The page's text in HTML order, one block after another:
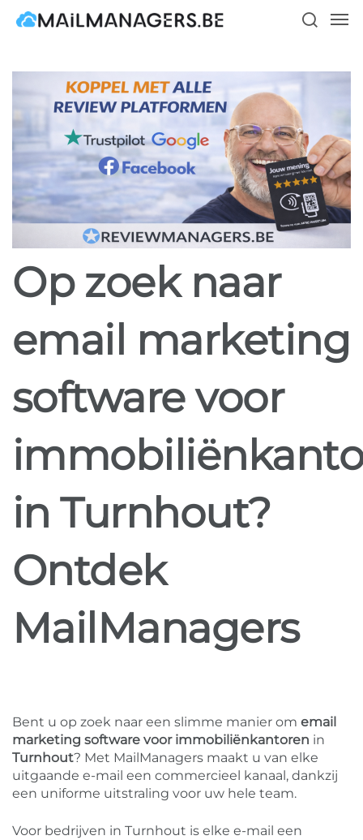
Skip
Op zoek naar
email marketing
software voor
in Turnhout?
Ontdek
MailManagers
Bent u op zoek naar een slimme manier om email
marketing software voor immobiliënkantoren in
Turnhout? Met MailManagers maakt u van elke
uitgaande e-mail een commercieel kanaal, dankzij
een uniforme uitstraling voor uw hele team.
Voor bedrijven in Turnhout is elke e-mail een